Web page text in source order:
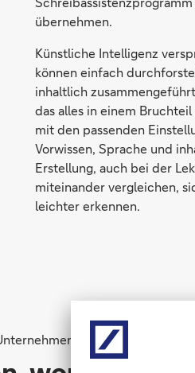
übernehmen.
Künstliche Intelligenz
können einfach
inhaltlich
das alles in einem
mit den passenden
Vorwissen, Sprache und
Erstellung, auch bei der
miteinander vergleichen,
leichter erkennen.